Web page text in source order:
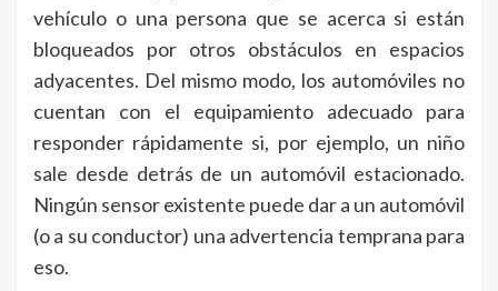
vehículo o una persona que se acerca si están
bloqueados por otros obstáculos en espacios
adyacentes. Del mismo modo, los automóviles no
cuentan con el equipamiento adecuado para
responder rápidamente si, por ejemplo, un niño
sale desde detrás de un automóvil estacionado.
Ningún sensor existente puede dar a un automóvil
(o a su conductor) una advertencia temprana para
eso.